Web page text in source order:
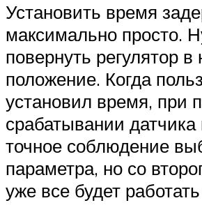
Установить время
максимально просто.
повернуть регулятор в
положение. Когда
установил время, при
срабатывании
точное соблюдение
параметра, но со
уже все будет